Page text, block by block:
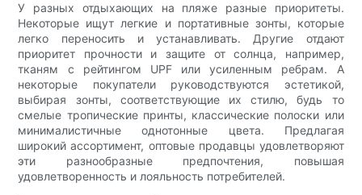
У разных отдыхающих на пляже разные приоритеты.
Некоторые ищут легкие и портативные зонты, которые
легко переносить и устанавливать. Другие отдают
приоритет прочности и защите от солнца, например,
тканям с рейтингом UPF или усиленным ребрам. А
некоторые покупатели руководствуются эстетикой,
выбирая зонты, соответствующие их стилю, будь то
смелые тропические принты, классические полоски или
минималистичные однотонные цвета. Предлагая
широкий ассортимент, оптовые продавцы удовлетворяют
эти разнообразные предпочтения, повышая
удовлетворенность и лояльность потребителей.